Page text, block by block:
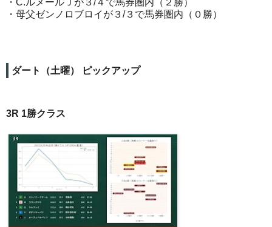
・母父ゼンノロブロイが３/３で馬券圏内（０勝）
ダート（土曜） ピックアップ
3R 1勝クラス